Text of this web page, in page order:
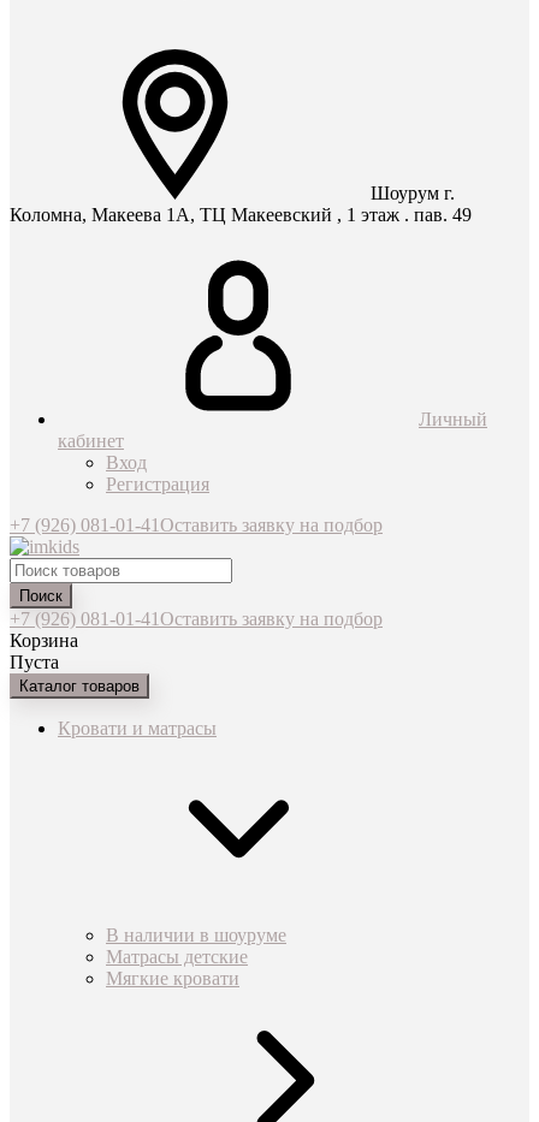
Шоурум г.
Коломна, Макеева 1А, ТЦ Макеевский , 1 этаж . пав. 49
Личный
кабинет
Вход
Регистрация
+7 (926) 081-01-41Оставить заявку на подбор
Поиск
+7 (926) 081-01-41Оставить заявку на подбор
Корзина
Пуста
Каталог товаров
Кровати и матрасы
В наличии в шоуруме
Матрасы детские
Мягкие кровати